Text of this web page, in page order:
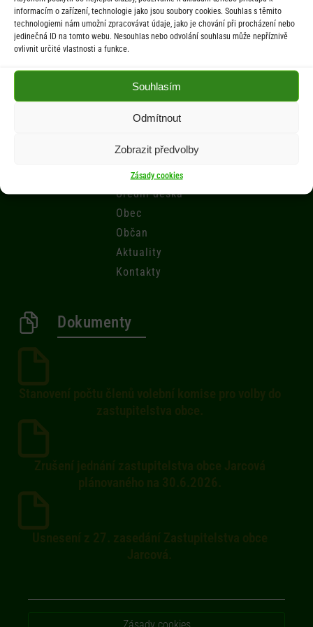
informacím o zařízení, technologie jako jsou soubory cookies. Souhlas s těmito
technologiemi nám umožní zpracovávat údaje, jako je chování při procházení nebo
jedinečná ID na tomto webu. Nesouhlas nebo odvolání souhlasu může nepříznivě
ovlivnit určité vlastnosti a funkce.
Souhlasím
Odmítnout
Zobrazit předvolby
Zásady cookies
Počasí
Aktuální informace o počasí z meteostanice (Brňov) vzdálené 2km od
Úřad
Úřední deska
Obec
Občan
Aktuality
Kontakty
Dokumenty